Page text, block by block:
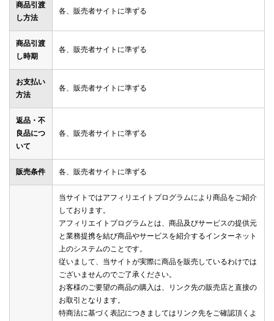
商品引渡
し方法
各、販売者サイトに準ずる
商品引渡
し時期
各、販売者サイトに準ずる
お支払い
方法
各、販売者サイトに準ずる
返品・不
良品につ
いて
各、販売者サイトに準ずる
販売条件 各、販売者サイトに準ずる
当サイトではアフィリエイトプログラムにより商品をご紹介
しております。
アフィリエイトプログラムとは、商品及びサービスの提供元
と業務提携を結び商品やサービスを紹介するインターネット
上のシステムのことです。
従いまして、当サイトが実際に商品を販売しているわけでは
ございませんのでご了承ください。
お客様のご要望の商品の購入は、リンク先の販売店と直接の
お取引となります。
特商法に基づく表記につきましてはリンク先をご確認頂くよ